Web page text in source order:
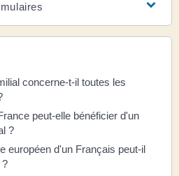
concerne-t-il toutes les
peut-elle bénéficier d'un
?
européen d'un Français peut-il
?